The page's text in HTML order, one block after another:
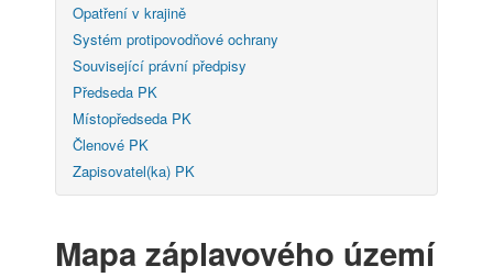
Opatření v krajině
Systém protipovodňové ochrany
Související právní předpisy
Předseda PK
Místopředseda PK
Členové PK
Zapisovatel(ka) PK
Mapa záplavového území